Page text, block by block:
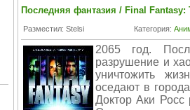
Последняя фантазия / Final
Разместил: Stelsi Категория:
2065 год.
разрушение и
уничтожить
оседают в
Доктор Аки Росс